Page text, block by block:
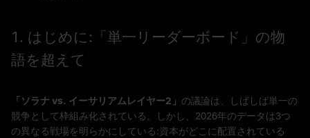
1. はじめに:「単一リーダーボード」の物
語を超えて
「ソラナ vs. イーサリアムレイヤー2」 の議論は、しばしば単一の
競争として枠組み化されている。しかし、2026年のデータは3つ
の異なる戦場を明らかにしている:資本がどこに配置されている